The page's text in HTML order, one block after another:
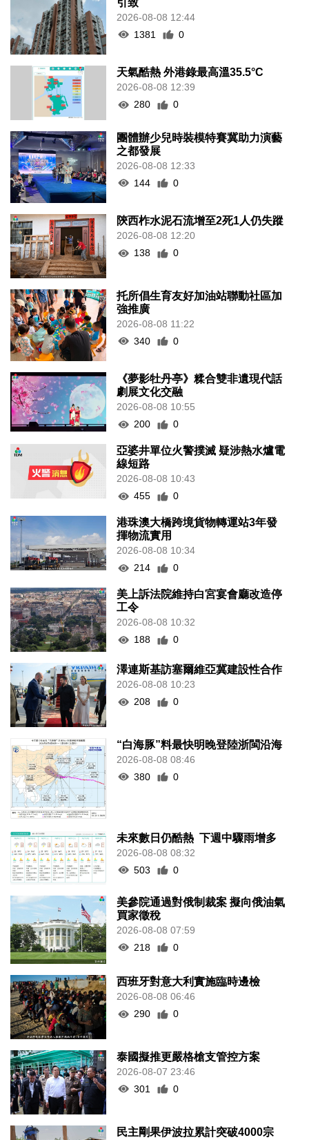
2026-08-08 12:44
1381
0
天氣酷熱 外港錄最高溫35.5°C
2026-08-08 12:39
280
0
團體辦少兒時裝模特賽冀助力演藝
之都發展
2026-08-08 12:33
144
0
陝西柞水泥石流增至2死1人仍失蹤
2026-08-08 12:20
138
0
托所倡生育友好加油站聯動社區加
強推廣
2026-08-08 11:22
340
0
《夢影牡丹亭》糅合雙非遺現代話
劇展文化交融
2026-08-08 10:55
200
0
亞婆井單位火警撲滅 疑涉熱水爐電
線短路
2026-08-08 10:43
455
0
港珠澳大橋跨境貨物轉運站3年發
揮物流實用
2026-08-08 10:34
214
0
美上訴法院維持白宮宴會廳改造停
工令
2026-08-08 10:32
188
0
澤連斯基訪塞爾維亞冀建設性合作
2026-08-08 10:23
208
0
“白海豚”料最快明晚登陸浙閩沿海
2026-08-08 08:46
380
0
未來數日仍酷熱 下週中驟雨增多
2026-08-08 08:32
503
0
美參院通過對俄制裁案 擬向俄油氣
買家徵稅
2026-08-08 07:59
218
0
西班牙對意大利實施臨時邊檢
2026-08-08 06:46
290
0
泰國擬推更嚴格槍支管控方案
2026-08-07 23:46
301
0
民主剛果伊波拉累計突破4000宗